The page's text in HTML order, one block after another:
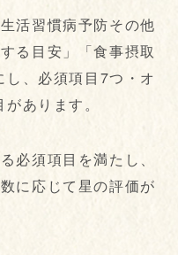
活習慣病予防その他
る目安」「食事摂取
、必須項目7つ・オ
あります。
必須項目を満たし、
に応じて星の評価が